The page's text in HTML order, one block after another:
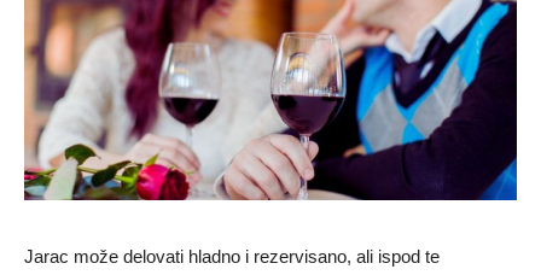
Jarac može delovati hladno i rezervisano, ali ispod te